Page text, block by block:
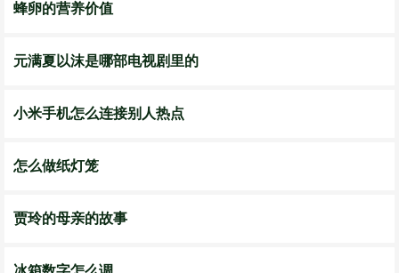
蜂卵的营养价值
元满夏以沫是哪部电视剧里的
小米手机怎么连接别人热点
怎么做纸灯笼
贾玲的母亲的故事